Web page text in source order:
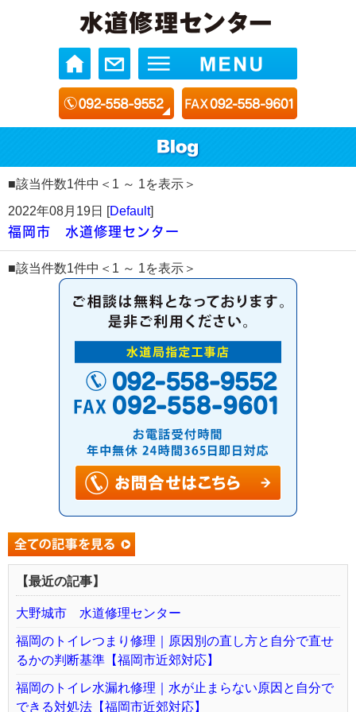
■該当件数1件中＜1 ～ 1を表示＞
2022年08月19日 [Default]
福岡市 水道修理センター
■該当件数1件中＜1 ～ 1を表示＞
【最近の記事】
大野城市 水道修理センター
福岡のトイレつまり修理｜原因別の直し方と自分で直せ
るかの判断基準【福岡市近郊対応】
福岡のトイレ水漏れ修理｜水が止まらない原因と自分で
できる対処法【福岡市近郊対応】